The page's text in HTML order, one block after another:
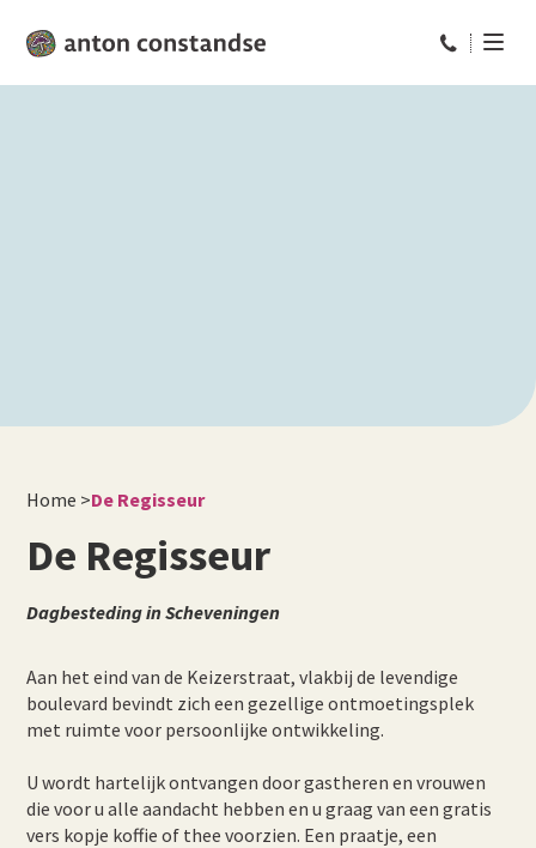
Bel ons op:
Home >De Regisseur
De Regisseur
Dagbesteding in Scheveningen
Aan het eind van de Keizerstraat, vlakbij de levendige
boulevard bevindt zich een gezellige ontmoetingsplek
met ruimte voor persoonlijke ontwikkeling.
U wordt hartelijk ontvangen door gastheren en vrouwen
die voor u alle aandacht hebben en u graag van een gratis
vers kopje koffie of thee voorzien. Een praatje, een